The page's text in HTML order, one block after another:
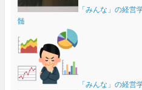
「みんな」の経
髄
「みんな」の経営